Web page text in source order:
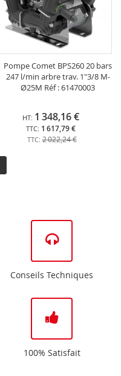
Pompe Comet BPS260 20 bars
247 l/min arbre trav. 1"3/8 M-
Ø25M Réf : 61470003
1 617,79 €
1 348,16 €
2 022,24 €
Ajouter
au
panier
Conseils Techniques
100% Satisfait